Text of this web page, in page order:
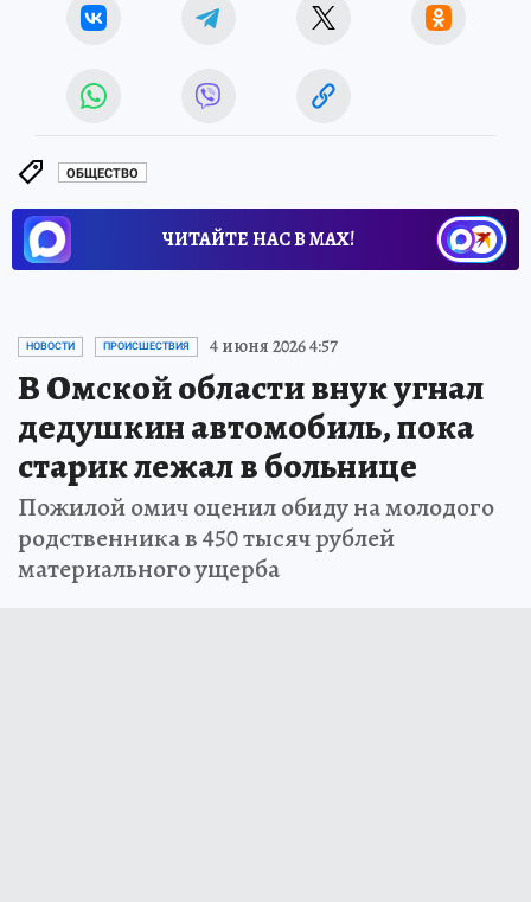
ОБЩЕСТВО
ЧИТАЙТЕ НАС В МАХ!
НОВОСТИ ПРОИСШЕСТВИЯ 4 июня 2026 4:57
В Омской области внук угнал
дедушкин автомобиль, пока
старик лежал в больнице
Пожилой омич оценил обиду на молодого
родственника в 450 тысяч рублей
материального ущерба